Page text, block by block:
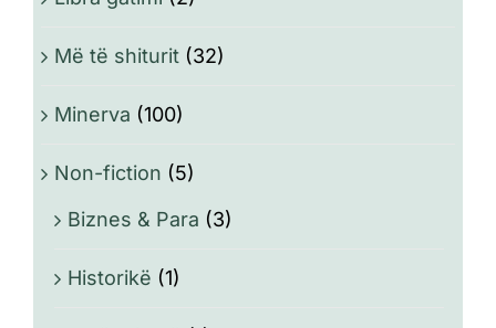
Më të shiturit (32)
Minerva (100)
Non-fiction (5)
Biznes & Para (3)
Historikë (1)